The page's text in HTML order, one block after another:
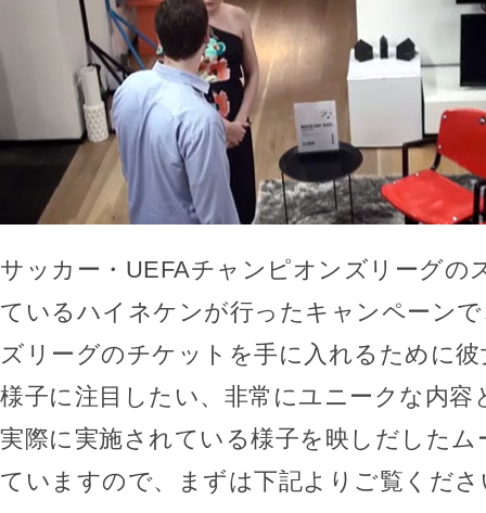
サッカー・UEFAチャンピオンズリーグの
ているハイネケンが行ったキャンペーン
ズリーグのチケットを手に入れるために
様子に注目したい、非常にユニークな内容
実際に実施されている様子を映しだしたム
ていますので、まずは下記よりご覧くださ